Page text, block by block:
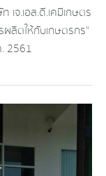
เจ.เอส.ดี.เคมีเกษตร
ลิตให้กับเกษตรกร"
2561